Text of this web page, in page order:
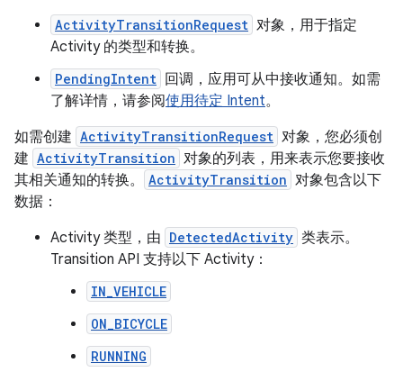
ActivityTransitionRequest 对象，用于指定
Activity 的类型和转换。
PendingIntent 回调，应用可从中接收通知。如需
了解详情，请参阅使用待定 Intent。
如需创建 ActivityTransitionRequest 对象，您必须创
建 ActivityTransition 对象的列表，用来表示您要接收
其相关通知的转换。
ActivityTransition 对象包含以下
数据：
Activity 类型，由 DetectedActivity 类表示。
Transition API 支持以下 Activity：
IN_VEHICLE
ON_BICYCLE
RUNNING